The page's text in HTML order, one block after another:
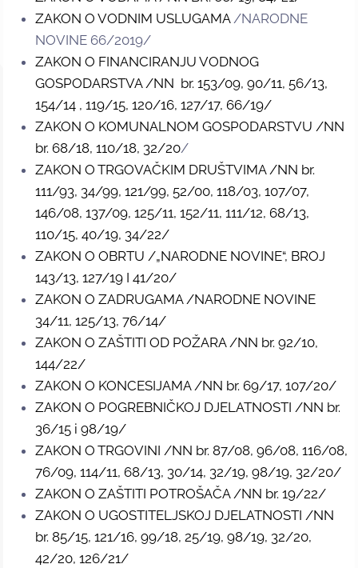
ZAKON O VODNIM USLUGAMA/NARODNE
NOVINE 66/2019/
ZAKON O FINANCIRANJU VODNOG
GOSPODARSTVA /NN br. 153/09, 90/11, 56/13,
154/14 , 119/15, 120/16, 127/17, 66/19/
ZAKON O KOMUNALNOM GOSPODARSTVU /NN
br. 68/18, 110/18, 32/20/
ZAKON O TRGOVAČKIM DRUŠTVIMA /NN br.
111/93, 34/99, 121/99, 52/00, 118/03, 107/07,
146/08, 137/09, 125/11, 152/11, 111/12, 68/13,
110/15, 40/19, 34/22/
ZAKON O OBRTU /„NARODNE NOVINE“, BROJ
143/13, 127/19 I 41/20/
ZAKON O ZADRUGAMA /NARODNE NOVINE
34/11, 125/13, 76/14/
ZAKON O ZAŠTITI OD POŽARA /NN br. 92/10,
144/22/
ZAKON O KONCESIJAMA /NN br. 69/17, 107/20/
ZAKON O POGREBNIČKOJ DJELATNOSTI /NN br.
36/15 i 98/19/
ZAKON O TRGOVINI /NN br. 87/08, 96/08, 116/08,
76/09, 114/11, 68/13, 30/14, 32/19, 98/19, 32/20/
ZAKON O ZAŠTITI POTROŠAČA /NN br. 19/22/
ZAKON O UGOSTITELJSKOJ DJELATNOSTI /NN
br. 85/15, 121/16, 99/18, 25/19, 98/19, 32/20,
42/20, 126/21/